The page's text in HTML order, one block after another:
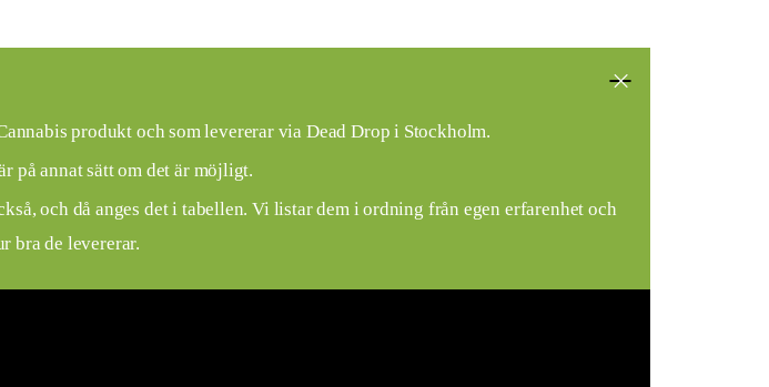
produkt och som levererar via Dead Drop i Stockholm.
på annat sätt om det är möjligt.
och då anges det i tabellen. Vi listar dem i ordning från egen erfarenhet och
bra de levererar.